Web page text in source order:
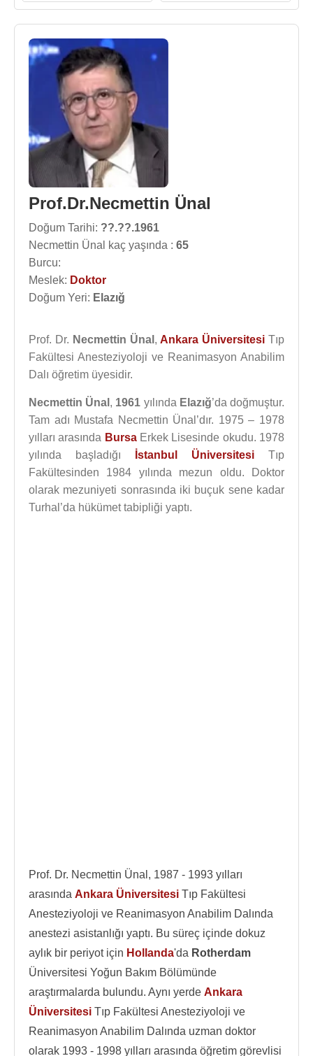
Prof.Dr.Necmettin Ünal
Doğum Tarihi: ??.??.1961
Necmettin Ünal kaç yaşında : 65
Burcu:
Meslek: Doktor
Doğum Yeri: Elazığ
Prof. Dr. Necmettin Ünal ,Ankara Üniversitesi Tıp
Fakültesi Anesteziyoloji ve Reanimasyon Anabilim
Dalı öğretim üyesidir.
Necmettin Ünal , 1961 yılında Elazığ’da doğmuştur.
Tam adı Mustafa Necmettin Ünal’dır. 1975 – 1978
yılları arasında BursaErkek Lisesinde okudu. 1978
yılında başladığı
İstanbul Üniversitesi Tıp
Fakültesinden 1984 yılında mezun oldu. Doktor
olarak mezuniyeti sonrasında iki buçuk sene kadar
Turhal’da hükümet tabipliği yaptı.
Prof. Dr. Necmettin Ünal, 1987 - 1993 yılları
arasında Ankara Üniversitesi Tıp Fakültesi
Anesteziyoloji ve Reanimasyon Anabilim Dalında
anestezi asistanlığı yaptı. Bu süreç içinde dokuz
aylık bir periyot için Hollanda'da Rotherdam
Üniversitesi Yoğun Bakım Bölümünde
araştırmalarda bulundu. Aynı yerde Ankara
Üniversitesi Tıp Fakültesi Anesteziyoloji ve
Reanimasyon Anabilim Dalında uzman doktor
olarak 1993 - 1998 yılları arasında öğretim görevlisi